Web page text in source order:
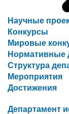
Научные
Конкурсы
Мировые
Нормативные
Структура
Мероприятия
Достижения
Департамент